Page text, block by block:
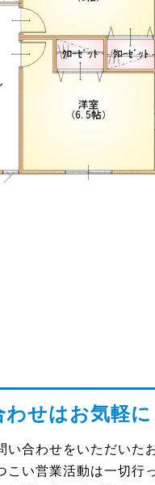
わせはお気軽に
い合わせをいただいた
こい営業活動は一切行